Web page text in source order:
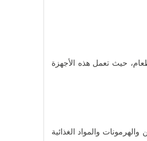
حيث تعمل هذه الأجهزة
والمواد الغذائية